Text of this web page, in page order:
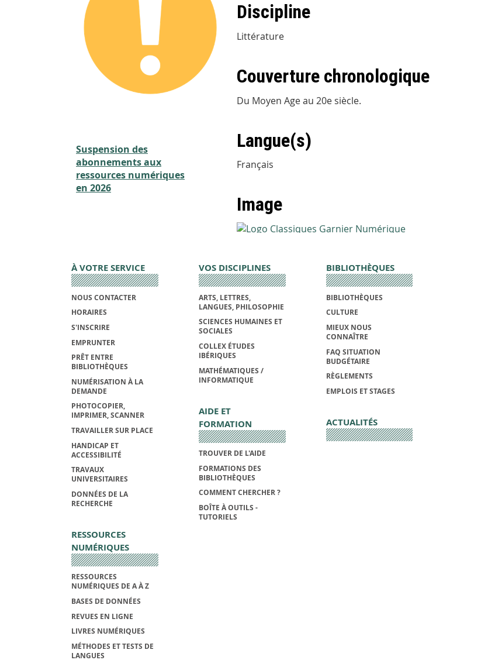
Discipline
Littérature
Couverture chronologique
Du Moyen Age au 20e siècle.
Langue(s)
Français
Image
Suspension des
abonnements aux
ressources numériques
en 2026
À VOTRE SERVICE
NOUS CONTACTER
HORAIRES
S'INSCRIRE
EMPRUNTER
PRÊT ENTRE
BIBLIOTHÈQUES
NUMÉRISATION À LA
DEMANDE
PHOTOCOPIER,
IMPRIMER, SCANNER
TRAVAILLER SUR PLACE
HANDICAP ET
ACCESSIBILITÉ
TRAVAUX
UNIVERSITAIRES
DONNÉES DE LA
RECHERCHE
RESSOURCES
NUMÉRIQUES
RESSOURCES
NUMÉRIQUES DE A À Z
BASES DE DONNÉES
REVUES EN LIGNE
LIVRES NUMÉRIQUES
MÉTHODES ET TESTS DE
LANGUES
VOS DISCIPLINES
ARTS, LETTRES,
LANGUES, PHILOSOPHIE
SCIENCES HUMAINES ET
SOCIALES
COLLEX ÉTUDES
IBÉRIQUES
MATHÉMATIQUES /
INFORMATIQUE
AIDE ET
FORMATION
TROUVER DE L'AIDE
FORMATIONS DES
BIBLIOTHÈQUES
COMMENT CHERCHER ?
BOÎTE À OUTILS -
TUTORIELS
BIBLIOTHÈQUES
BIBLIOTHÈQUES
CULTURE
MIEUX NOUS
CONNAÎTRE
FAQ SITUATION
BUDGÉTAIRE
RÈGLEMENTS
EMPLOIS ET STAGES
ACTUALITÉS